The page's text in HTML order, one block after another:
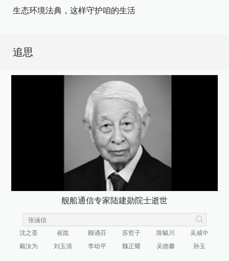
生态环境法典，这样守护咱的生活
追思
舰船通信专家陆建勋院士逝世
沈之荃 崔崑 顾诵芬 苏哲子 陈毓川
吴咸中
戴汝为
刘玉清 李幼平 魏正耀 吴德馨 孙玉